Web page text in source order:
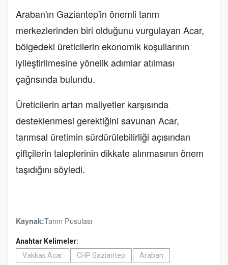
Araban'ın Gaziantep'in önemli tarım
merkezlerinden biri olduğunu vurgulayan Acar,
bölgedeki üreticilerin ekonomik koşullarının
iyileştirilmesine yönelik adımlar atılması
çağrısında bulundu.
Üreticilerin artan maliyetler karşısında
desteklenmesi gerektiğini savunan Acar,
tarımsal üretimin sürdürülebilirliği açısından
çiftçilerin taleplerinin dikkate alınmasının önem
taşıdığını söyledi.
Kaynak:Tarım Pusulası
Anahtar Kelimeler:
Vakkas Acar
CHP Gaziantep Araban